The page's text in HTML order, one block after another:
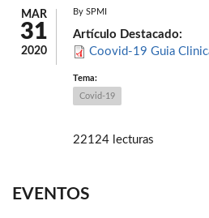
MAR
31
2020
By SPMI
Artículo Destacado:
Coovid-19 Guia
Tema:
Covid-19
22124 lecturas
EVENTOS